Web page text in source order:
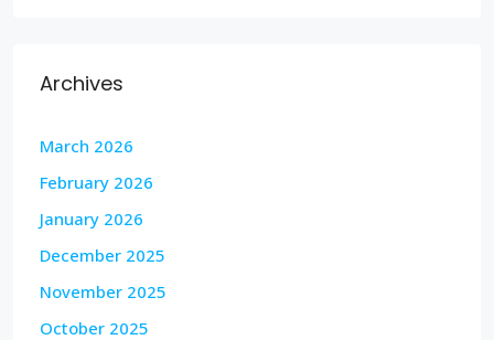
Archives
March 2026
February 2026
January 2026
December 2025
November 2025
October 2025